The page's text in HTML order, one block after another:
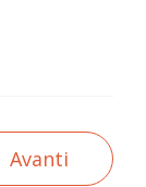
Avanti